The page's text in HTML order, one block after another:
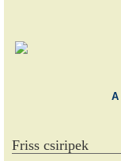
A
Friss csiripek